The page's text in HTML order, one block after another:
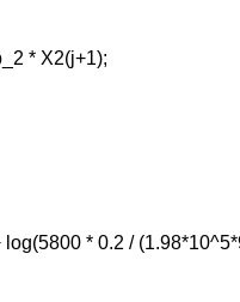
* X2(j+1);
* 0.2 /